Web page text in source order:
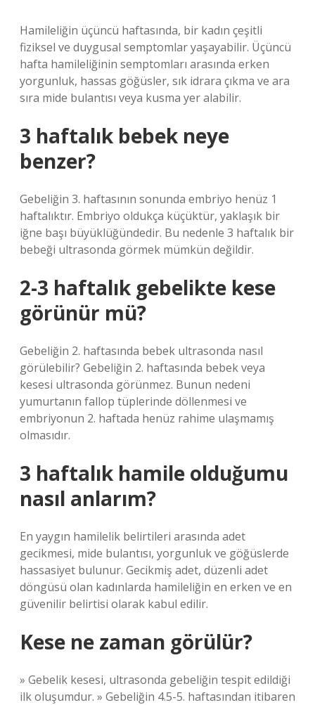
Hamileliğin üçüncü haftasında, bir kadın çeşitli
fiziksel ve duygusal semptomlar yaşayabilir. Üçüncü
hafta hamileliğinin semptomları arasında erken
yorgunluk, hassas göğüsler, sık idrara çıkma ve ara
sıra mide bulantısı veya kusma yer alabilir.
3 haftalık bebek neye
benzer?
Gebeliğin 3. haftasının sonunda embriyo henüz 1
haftalıktır. Embriyo oldukça küçüktür, yaklaşık bir
iğne başı büyüklüğündedir. Bu nedenle 3 haftalık bir
bebeği ultrasonda görmek mümkün değildir.
2-3 haftalık gebelikte kese
görünür mü?
Gebeliğin 2. haftasında bebek ultrasonda nasıl
görülebilir? Gebeliğin 2. haftasında bebek veya
kesesi ultrasonda görünmez. Bunun nedeni
yumurtanın fallop tüplerinde döllenmesi ve
embriyonun 2. haftada henüz rahime ulaşmamış
olmasıdır.
3 haftalık hamile olduğumu
nasıl anlarım?
En yaygın hamilelik belirtileri arasında adet
gecikmesi, mide bulantısı, yorgunluk ve göğüslerde
hassasiyet bulunur. Gecikmiş adet, düzenli adet
döngüsü olan kadınlarda hamileliğin en erken ve en
güvenilir belirtisi olarak kabul edilir.
Kese ne zaman görülür?
» Gebelik kesesi, ultrasonda gebeliğin tespit edildiği
ilk oluşumdur. » Gebeliğin 4.5-5. haftasından itibaren